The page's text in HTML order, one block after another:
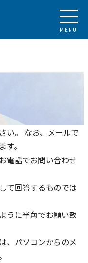
MENU
い。 なお、メールで
。
電話でお問い合わせ
て回答するものでは
うに半角でお願い致
、パソコンからのメ